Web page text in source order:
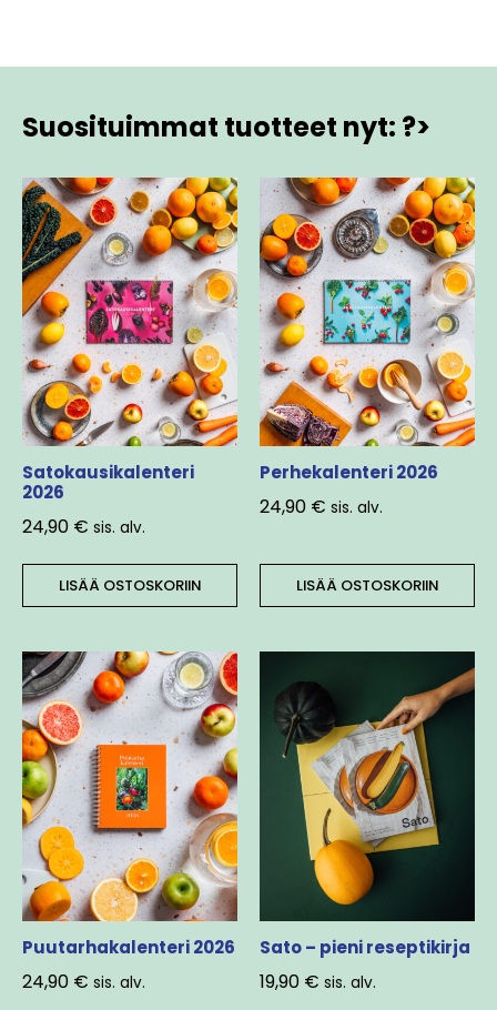
Suosituimmat tuotteet nyt: ?>
Satokausikalenteri
2026
24,90 € sis. alv.
LISÄÄ OSTOSKORIIN
Perhekalenteri 2026
24,90 € sis. alv.
LISÄÄ OSTOSKORIIN
Puutarhakalenteri 2026
24,90 € sis. alv.
Sato – pieni reseptikirja
19,90 € sis. alv.